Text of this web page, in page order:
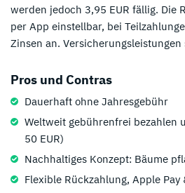
werden jedoch 3,95 EUR fällig. Die
per App einstellbar, bei
Zinsen an.
Pros und Contras
Dauerhaft ohne Jahresgebühr
Weltweit gebührenfrei bezahlen
50 EUR)
Nachhaltiges Konzept: Bäume
Flexible Rückzahlung, Apple Pay